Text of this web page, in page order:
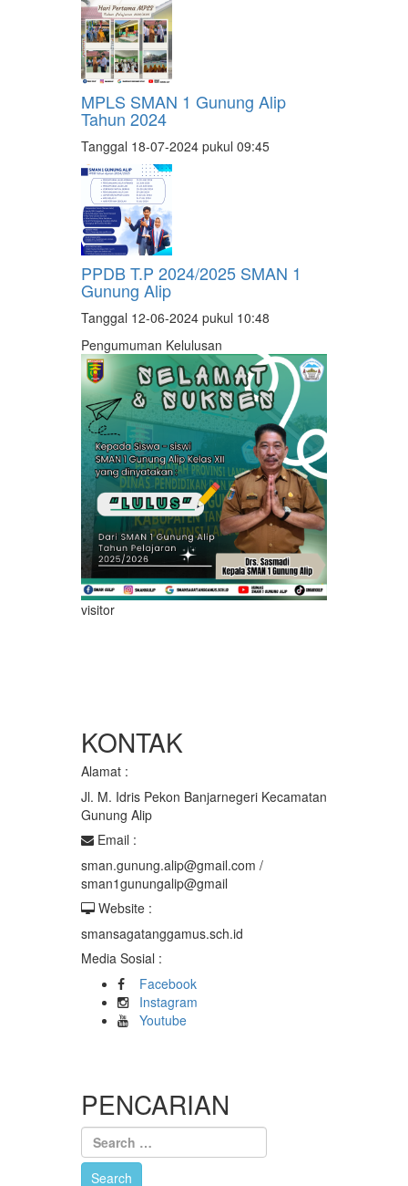
MPLS SMAN 1 Gunung Alip
Tahun 2024
Tanggal 18-07-2024 pukul 09:45
PPDB T.P 2024/2025 SMAN 1
Gunung Alip
Tanggal 12-06-2024 pukul 10:48
Pengumuman Kelulusan
visitor
KONTAK
Alamat :
Jl. M. Idris Pekon Banjarnegeri Kecamatan
Gunung Alip
Email :
sman.gunung.alip@gmail.com /
sman1gunungalip@gmail
Website :
smansagatanggamus.sch.id
Media Sosial :
Facebook
Instagram
Youtube
PENCARIAN